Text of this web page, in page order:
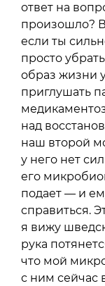
ответ на
произошло?
если ты
просто
образ жизни
приглушать
над
наш второй
у него нет
его
подает — и
справиться.
я вижу
рука
что мой
с ним сейчас